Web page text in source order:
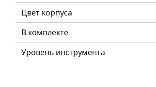
Цвет корпуса
В комплекте
Уровень инструмента